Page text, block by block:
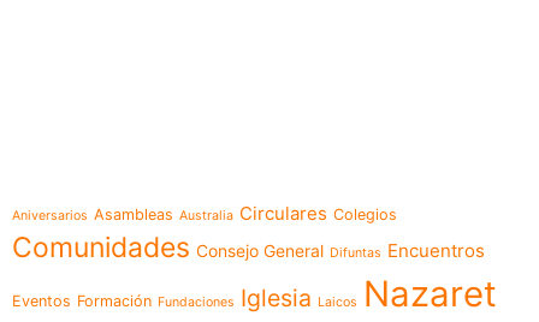
Aniversarios Asambleas Australia Circulares Colegios
Comunidades Consejo General Difuntas Encuentros
Eventos Formación Fundaciones Iglesia Laicos
Nazaret